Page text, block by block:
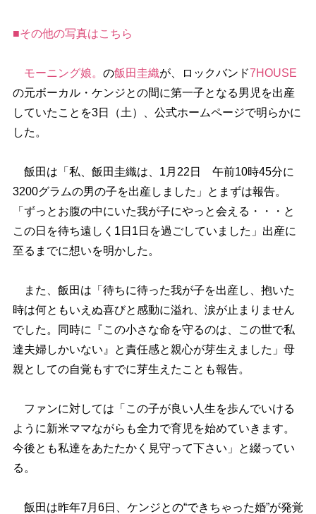
■その他の写真はこちら
モーニング娘。 の飯田圭織が、ロックバンド7HOUSE
の元ボーカル・ケンジとの間に第一子となる男児を出産
していたことを3日（土）、公式ホームページで明らかに
した。
飯田は「私、飯田圭織は、1月22日 午前10時45分に
3200グラムの男の子を出産しました」とまずは報告。
「ずっとお腹の中にいた我が子にやっと会える・・・と
この日を待ち遠しく1日1日を過ごしていました」出産に
至るまでに想いを明かした。
また、飯田は「待ちに待った我が子を出産し、抱いた
時は何ともいえぬ喜びと感動に溢れ、涙が止まりません
でした。同時に『この小さな命を守るのは、この世で私
達夫婦しかいない』と責任感と親心が芽生えました」母
親としての自覚もすでに芽生えたことも報告。
ファンに対しては「この子が良い人生を歩んでいける
ように新米ママながらも全力で育児を始めていきます。
今後とも私達をあたたかく見守って下さい」と綴ってい
る。
飯田は昨年7月6日、ケンジとの“できちゃった婚”が発覚